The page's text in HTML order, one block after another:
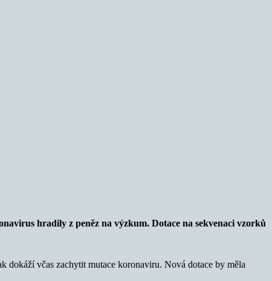
hradily z peněz na výzkum. Dotace na sekvenaci vzorků
dokáží včas zachytit mutace koronaviru. Nová dotace by měla